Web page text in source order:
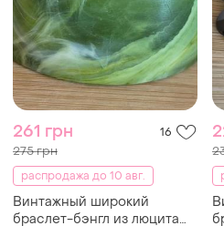
261 грн 16
275 грн
распродажа до 10 авг.
Винтажный широкий
браслет-бэнгл из люцита